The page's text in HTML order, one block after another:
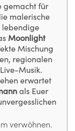
gemacht für
malerische
lebendige
Moonlight
Mischung
regionalen
Musik.
erwartet
als Euer
verwöhnen.